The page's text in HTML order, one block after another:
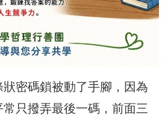
密碼鎖被動了手腳，因為
只撥弄最後一碼，前面三